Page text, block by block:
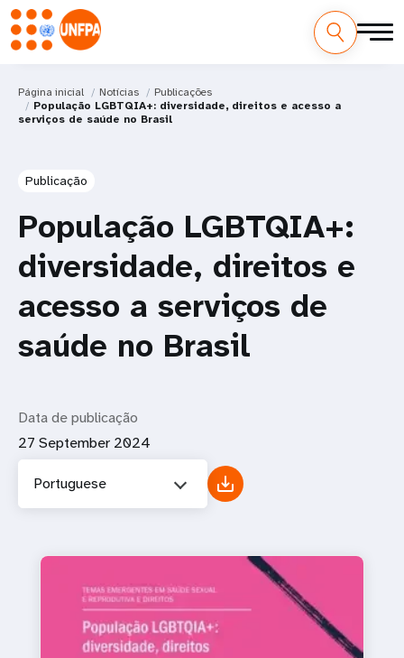
Página inicial Notícias
Publicações
População LGBTQIA+: diversidade, direitos e acesso a
serviços de saúde no Brasil
Publicação
População LGBTQIA+:
diversidade, direitos e
acesso a serviços de
saúde no Brasil
Data de publicação
27 September 2024
Portuguese